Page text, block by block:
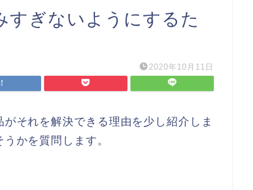
すぎないようにするた
2020年10月11日
それを解決できる理由を少し紹介しま
かを質問します。